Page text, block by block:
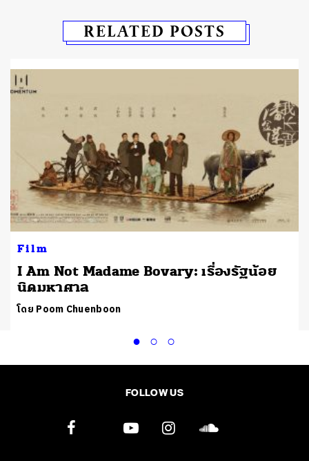
RELATED POSTS
Film
I Am Not Madame Bovary: เรื่องรัฐน้อย
นิดมหาศาล
โดย Poom Chuenboon
FOLLOW US